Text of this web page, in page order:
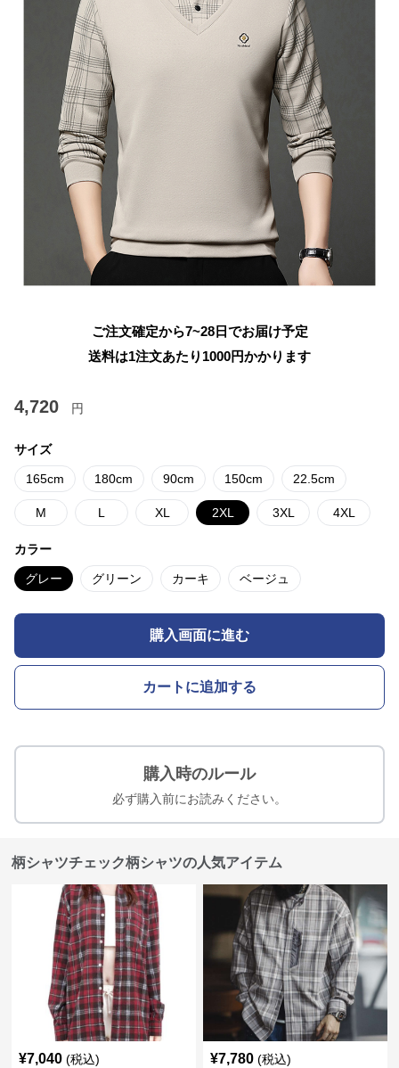
ご注文確定から7~28日でお届け予定
送料は1注文あたり 1000円かかります
4,720 円
サイズ
165cm 180cm 90cm 150cm 22.5cm
M L XL 2XL 3XL 4XL
カラー
グレー グリーン カーキ ベージュ
購入画面に進む
カートに追加する
購入時のルール
必ず購入前にお読みください。
柄シャツチェック柄シャツの人気アイテム
¥7,040 (税込) ¥7,780 (税込)